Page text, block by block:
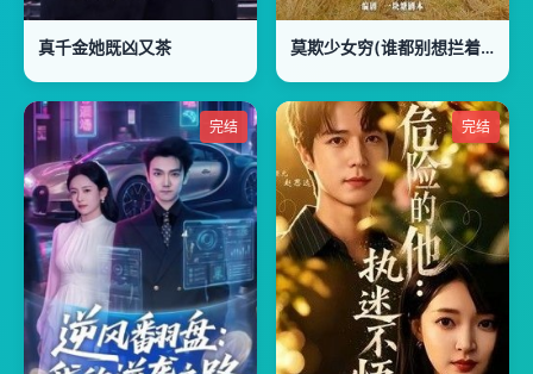
真千金她既凶又茶 莫欺少女穷(谁都别想拦着我发财)
完结 完结